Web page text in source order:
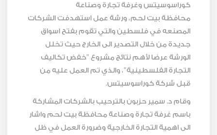
كوراسوسيتس وغرفة تجارة وصناعة
محافظة بيت لحم، ورشة عمل استهدفت الشركات
المصنعه في فلسطين والتي تقوم بفتح اسواق
جديدة من خلال التصدير الى الخارج حيث تخلل
الورشة عرضا لأهم نتائج مشروع "خفض تكاليف
التجارة الفلسطينية"، والذي تم العمل عليه من
قبل شركة كوراسوسيتس.
وقام د. سمير حزبون بالترحيب بالشركات المشاركة
باسم غرفة تجارة وصناعة محافظة بيت لحم واشار
الى اهمية التجارة الخارجية وضرورة العمل في ظل